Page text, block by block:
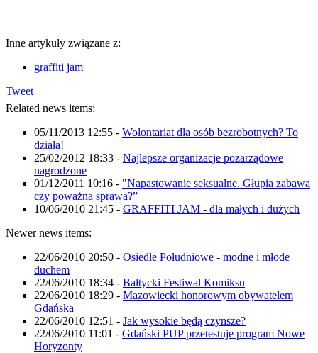
Inne artykuły związane z:
graffiti jam
Tweet
Related news items:
05/11/2013 12:55 - Wolontariat dla osób bezrobotnych? To
działa!
25/02/2012 18:33 - Najlepsze organizacje pozarządowe
nagrodzone
01/12/2011 10:16 - "Napastowanie seksualne. Głupia zabawa
czy poważna sprawa?”
10/06/2010 21:45 - GRAFFITI JAM - dla małych i dużych
Newer news items:
22/06/2010 20:50 - Osiedle Południowe - modne i młode
duchem
22/06/2010 18:34 - Bałtycki Festiwal Komiksu
22/06/2010 18:29 - Mazowiecki honorowym obywatelem
Gdańska
22/06/2010 12:51 - Jak wysokie będą czynsze?
22/06/2010 11:01 - Gdański PUP przetestuje program Nowe
Horyzonty